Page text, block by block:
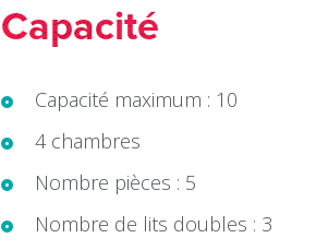
Capacité
Capacité maximum : 10
4 chambres
Nombre pièces : 5
Nombre de lits doubles : 3